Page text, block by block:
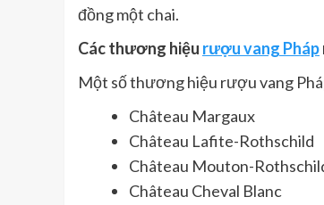
đồng một chai.
Các thương hiệu rượu vang Pháp
Một số thương hiệu rượu vang
Château Margaux
Château Lafite-Rothschild
Château Mouton-
Château Cheval Blanc